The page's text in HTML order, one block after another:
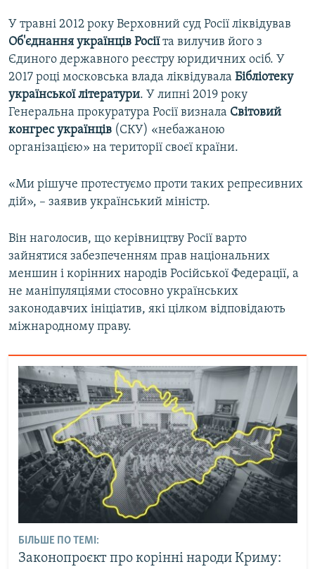
У травні 2012 року Верховний суд Росії ліквідував
Об'єднання українців Росіїта вилучив його з
Єдиного державного реєстру юридичних осіб. У
2017 році московська влада ліквідувала Бібліотеку
української літератури. У липні 2019 року
Генеральна прокуратура Росії визнала Світовий
конгрес українців (СКУ) «небажаною
організацією» на території своєї країни.
«Ми рішуче протестуємо проти таких репресивних
дій», – заявив український міністр.
Він наголосив, що керівництву Росії варто
зайнятися забезпеченням прав національних
меншин і корінних народів Російської Федерації, а
не маніпуляціями стосовно українських
законодавчих ініціатив, які цілком відповідають
міжнародному праву.
БІЛЬШЕ ПО ТЕМІ:
Законопроєкт про корінні народи Криму: